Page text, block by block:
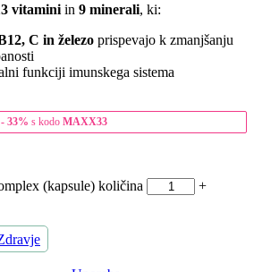
vitamini in 9 minerali, ki:
C in železo prispevajo k zmanjšanju
funkciji imunskega sistema
- 33% s kodo MAXX33
(kapsule) količina +